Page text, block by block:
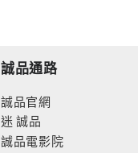
誠品通路
誠品官網
迷 誠品
誠品電影院